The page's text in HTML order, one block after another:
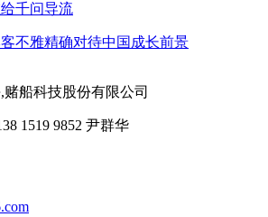
千问导流
不雅精确对待中国成长前景
1519 9852 尹群华